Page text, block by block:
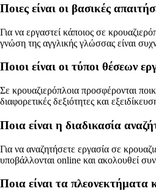
Ποιες είναι οι βασικές
Για να εργαστεί κάποιος σε
γνώση της αγγλικής γλώσσας είναι
Ποιοι είναι οι τύποι θέσεων
Σε κρουαζιερόπλοια προσφέρονται
διαφορετικές δεξιότητες και
Ποια είναι η διαδικασία
Για να αναζητήσετε εργασία σε
υποβάλλονται online και ακολουθεί
Ποια είναι τα πλεονεκτήματα